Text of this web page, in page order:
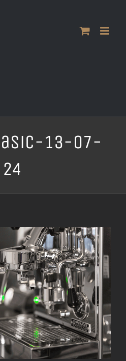
13-07-
24